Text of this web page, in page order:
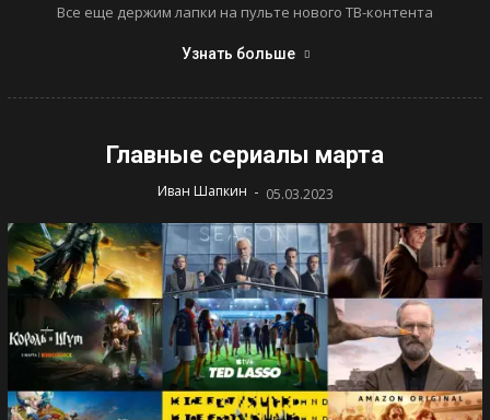
Все еще держим лапки на пульте нового ТВ-контента
Узнать больше
Главные сериалы марта
Иван Шапкин - 05.03.2023